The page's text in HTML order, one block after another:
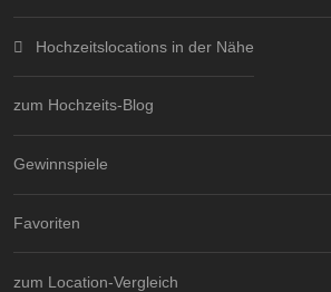
Hochzeitslocations in der Nähe
zum Hochzeits-Blog
Gewinnspiele
Favoriten
zum Location-Vergleich